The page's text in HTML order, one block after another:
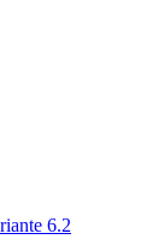
der Stadt Villingen-
6.2